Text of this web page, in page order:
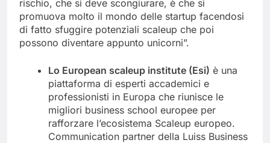
rischio, che si deve scongiurare, è che si
promuova molto il mondo delle startup facendosi
di fatto sfuggire potenziali scaleup che poi
possono diventare appunto unicorni”.
Lo European scaleup institute (Esi) è una
piattaforma di esperti accademici e
professionisti in Europa che riunisce le
migliori business school europee per
rafforzare l’ecosistema Scaleup europeo.
Communication partner della Luiss Business